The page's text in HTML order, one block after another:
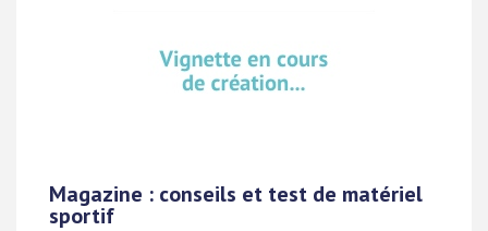
Magazine : conseils et test de matériel
sportif